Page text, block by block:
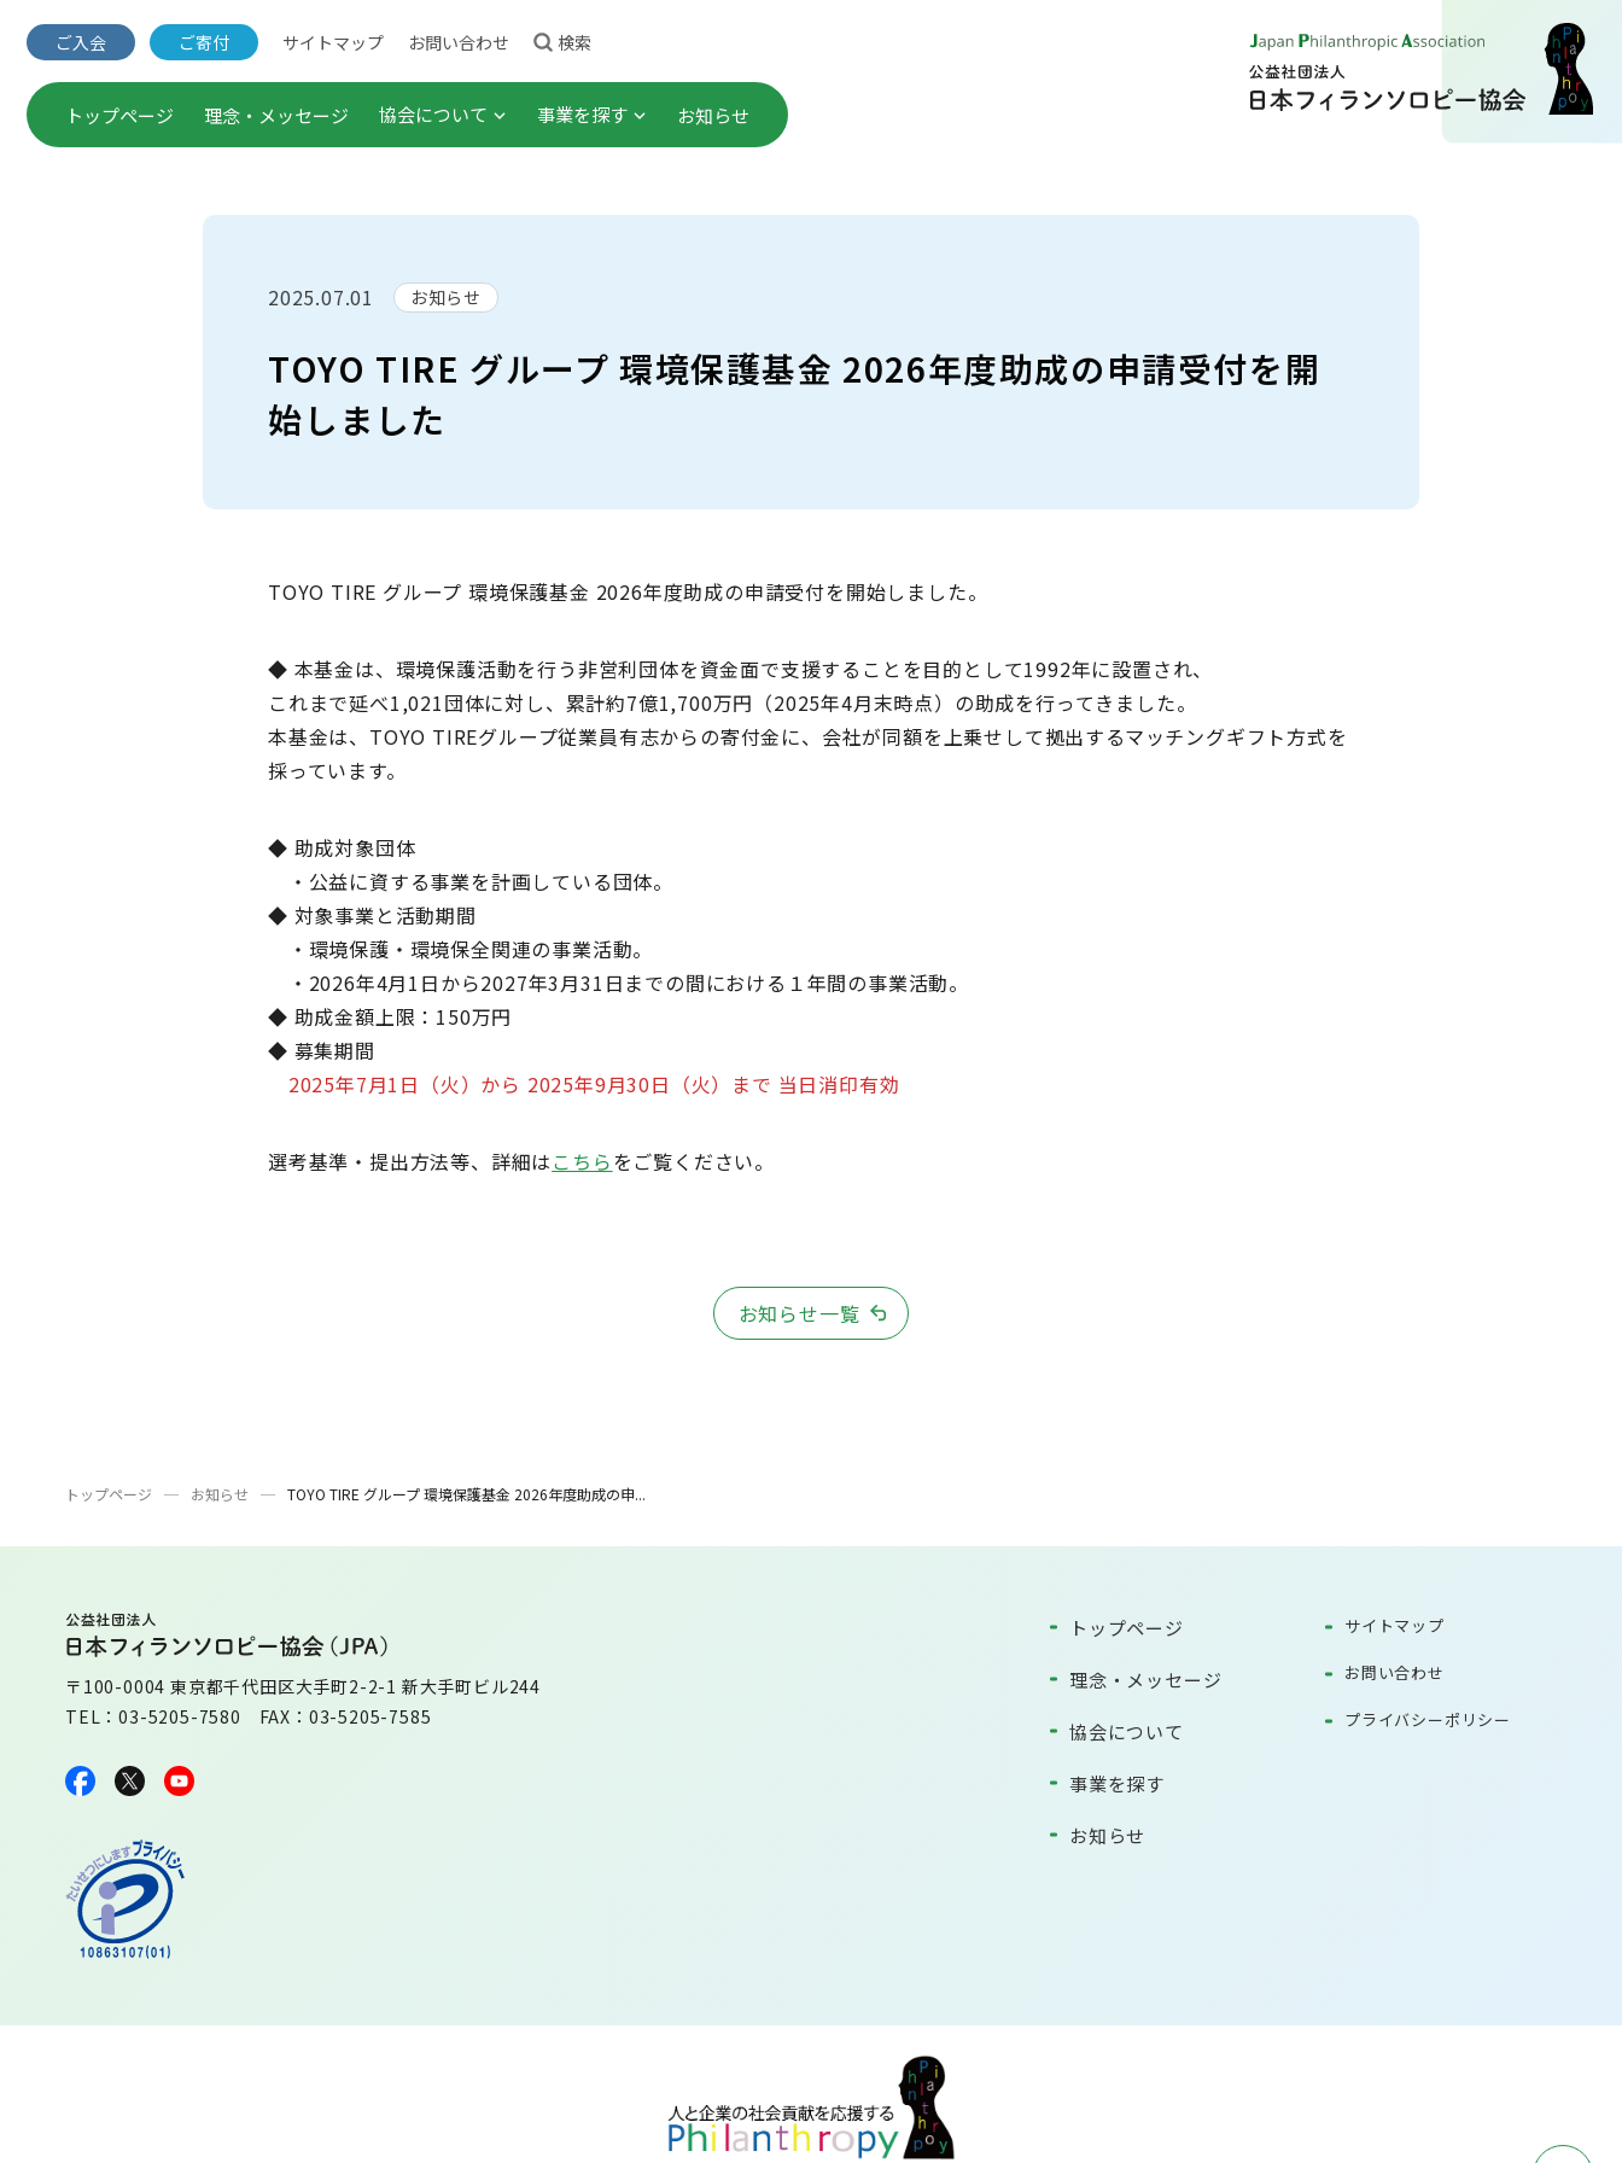
ご入会 ご寄付 サイトマップ お問い合わせ 検索
トップページ 理念・メッセージ 協会について
団体概要・役員一覧 理事長ごあいさつ
Annual Report（年次報告書） 会員一覧
ご入会
事業を探す
出版事業 顕彰事業
調査・研究
お知らせ
2025.07.01 お知らせ
TOYO TIRE グループ 環境保護基金 2026年度助成の申請受付を開
始しました
TOYO TIRE グループ 環境保護基金 2026年度助成の申請受付を開始しました。
◆ 本基金は、環境保護活動を行う非営利団体を資金面で支援することを目的として1992年に設置され、
これまで延べ1,021団体に対し、累計約7億1,700万円（2025年4月末時点）の助成を行ってきました。
本基金は、TOYO TIREグループ従業員有志からの寄付金に、会社が同額を上乗せして拠出するマッチングギフト方式を
採っています。
◆ 助成対象団体
・公益に資する事業を計画している団体。
◆ 対象事業と活動期間
・環境保護・環境保全関連の事業活動。
・2026年4月1日から2027年3月31日までの間における１年間の事業活動。
◆ 助成金額上限：150万円
◆ 募集期間
2025年7月1日（火）から 2025年9月30日（火）まで 当日消印有効
選考基準・提出方法等、詳細は こちらをご覧ください。
お知らせ一覧
トップページ お知らせ TOYO TIRE グループ 環境保護基金 2026年度助成の申...
〒100-0004 東京都千代田区大手町2-2-1 新大手町ビル244
TEL：03-5205-7580 FAX：03-5205-7585
トップページ
理念・メッセージ
協会について
事業を探す
お知らせ
サイトマップ
お問い合わせ
プライバシーポリシー